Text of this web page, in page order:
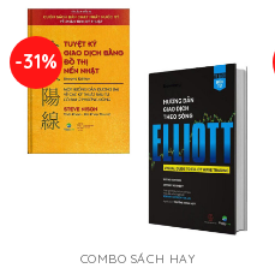
-31%
COMBO SÁCH HAY